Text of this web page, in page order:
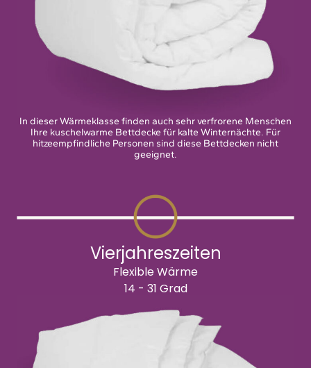
In dieser Wärmeklasse finden auch sehr verfrorene Menschen
Ihre kuschelwarme Bettdecke für kalte Winternächte. Für
hitzeempfindliche Personen sind diese Bettdecken nicht
geeignet.
Vierjahreszeiten
Flexible Wärme
14 - 31 Grad